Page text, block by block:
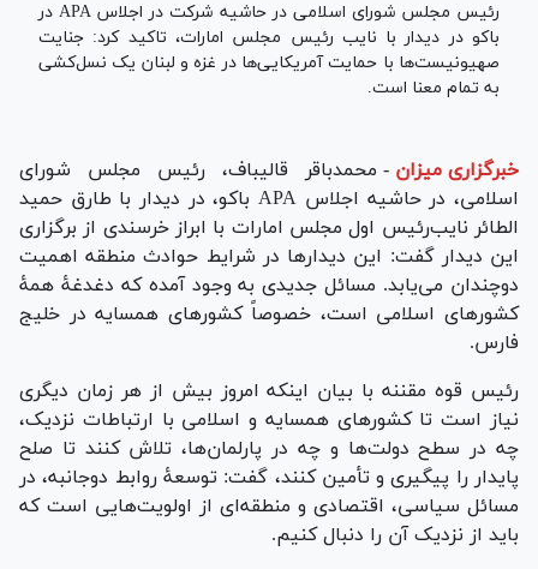
رئیس مجلس شورای اسلامی در حاشیه شرکت در اجلاس APA در
باکو در دیدار با نایب رئیس مجلس امارات، تاکید کرد: جنایت
صهیونیست‌ها با حمایت آمریکایی‌ها در غزه و لبنان یک نسل‌کشی
به تمام معنا است.
خبرگزاری میزان - محمدباقر قالیباف، رئیس مجلس شورای
اسلامی، در حاشیه اجلاس APA باکو، در دیدار با طارق حمید
الطائر نایب‌رئیس اول مجلس امارات با ابراز خرسندی از برگزاری
این دیدار گفت: این دیدار‌ها در شرایط حوادث منطقه اهمیت
دوچندان می‌یابد. مسائل جدیدی به وجود آمده که دغدغۀ همۀ
کشور‌های اسلامی است، خصوصاً کشور‌های همسایه در خلیج
فارس.
رئیس قوه مقننه با بیان اینکه امروز بیش از هر زمان دیگری
نیاز است تا کشور‌های همسایه و اسلامی با ارتباطات نزدیک،
چه در سطح دولت‌ها و چه در پارلمان‌ها، تلاش کنند تا صلح
پایدار را پیگیری و تأمین کنند، گفت: توسعۀ روابط دوجانبه، در
مسائل سیاسی، اقتصادی و منطقه‌ای از اولویت‌هایی است که
باید از نزدیک آن را دنبال کنیم.